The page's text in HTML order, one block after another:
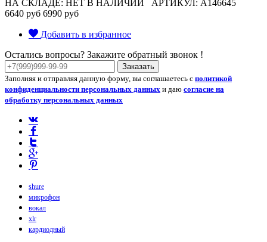
НА СКЛАДЕ: НЕТ В НАЛИЧИИ
АРТИКУЛ: A146645
6640 руб 6990 руб
Добавить в избранное
Остались вопросы? Закажите обратный звонок !
Заказать
Заполняя и отправляя данную форму, вы соглашаетесь с политикой
конфиденциальности персональных данных и даю согласие на
обработку персональных данных
shure
микрофон
вокал
xlr
кардиодный